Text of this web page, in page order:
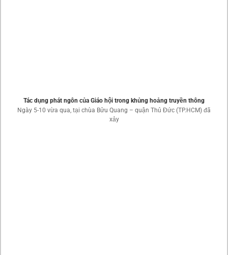
Tác dụng phát ngôn của Giáo hội trong khủng hoảng truyền thông
Ngày 5-10 vừa qua, tại chùa Bửu Quang – quận Thủ Đức (TP.HCM) đã
xảy